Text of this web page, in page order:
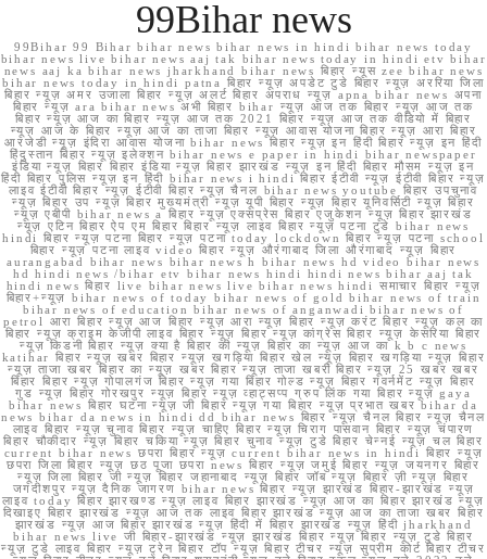
99Bihar news
99Bihar 99 Bihar bihar news bihar news in hindi bihar news today
bihar news live bihar news aaj tak bihar news today in hindi etv bihar
news aaj ka bihar news jharkhand bihar news बिहार न्यूस zee bihar news
bihar news today in hindi patna बिहार न्यूज़ अपडेट टुडे बिहार न्यूज़ अररिया जिला
बिहार न्यूज़ अमर उजाला बिहार न्यूज़ अलर्ट बिहार अपराध न्यूज़ apna bihar news अपना
बिहार न्यूज़ ara bihar news अभी बिहार bihar न्यूज़ आज तक बिहार न्यूज़ आज तक
बिहार न्यूज़ आज का बिहार न्यूज़ आज तक 2021 बिहार न्यूज़ आज तक वीडियो में बिहार
न्यूज़ आज के बिहार न्यूज़ आज का ताजा बिहार न्यूज़ आवास योजना बिहार न्यूज़ आरा बिहार
आरजेडी न्यूज़ इंदिरा आवास योजना bihar news बिहार न्यूज़ इन हिंदी बिहार न्यूज़ इन हिंदी
हिंदुस्तान बिहार न्यूज़ इलेक्शन bihar news e paper in hindi bihar newspaper
इंडिया न्यूज़ बिहार बिहार इंडिया न्यूज़ बिहार झारखंड न्यूज़ इन हिंदी बिहार मौसम न्यूज़ इन
हिंदी बिहार पुलिस न्यूज़ इन हिंदी bihar news i hindi बिहार ईटीवी न्यूज़ ईटीवी बिहार न्यूज़
लाइव ईटीवी बिहार न्यूज़ ईटीवी बिहार न्यूज़ चैनल bihar news youtube बिहार उपचुनाव
न्यूज़ बिहार उप न्यूज़ बिहार मुख्यमंत्री न्यूज़ यूपी बिहार न्यूज़ बिहार यूनिवर्सिटी न्यूज़ बिहार
न्यूज़ एबीपी bihar news a बिहार न्यूज़ एक्सप्रेस बिहार एजुकेशन न्यूज़ बिहार झारखंड
न्यूज़ एटिन बिहार ऐप एम बिहार बिहार न्यूज़ लाइव बिहार न्यूज़ पटना टुडे bihar news
hindi बिहार न्यूज़ पटना बिहार न्यूज़ पटना today lockdown बिहार न्यूज़ पटना school
बिहार न्यूज़ पटना लाइव video बिहार न्यूज़ औरंगाबाद जिला औरंगाबाद न्यूज़ बिहार
aurangabad bihar news bihar news h bihar news hd video bihar news
hd hindi news /bihar etv bihar news hindi hindi news bihar aaj tak
hindi news बिहार live bihar news live bihar news hindi समाचार बिहार न्यूज़
बिहार+न्यूज़ bihar news of today bihar news of gold bihar news of train
bihar news of education bihar news of anganwadi bihar news of
petrol आरा बिहार न्यूज़ आज बिहार न्यूज़ आरा न्यूज़ बिहार न्यूज़ करंट बिहार न्यूज़ कल का
बिहार न्यूज़ क्राइम केजीपी लाइव बिहार न्यूज़ बिहार न्यूज़ कांग्रेस बिहार न्यूज़ केसरिया बिहार
न्यूज़ किडनी बिहार न्यूज़ क्या है बिहार की न्यूज़ बिहार का न्यूज़ आज का k b c news
katihar बिहार न्यूज़ खबर बिहार न्यूज़ खगड़िया बिहार खेल न्यूज़ बिहार खगड़िया न्यूज़ बिहार
न्यूज़ ताजा खबर बिहार का न्यूज़ खबर बिहार न्यूज़ ताजा खबरी बिहार न्यूज़ 25 खबर खबर
बिहार बिहार न्यूज़ गोपालगंज बिहार न्यूज़ गया बिहार गोल्ड न्यूज़ बिहार गवर्नमेंट न्यूज़ बिहार
गुड न्यूज़ बिहार गोरखपुर न्यूज़ बिहार न्यूज़ व्हाट्सप्प ग्रुप लिंक गया बिहार न्यूज़ gaya
bihar news बिहार घटना न्यूज़ जी बिहार न्यूज़ गया बिहार न्यूज़ प्रभात खबर bihar da
news bihar da news in hindi dd bihar news बिहार न्यूज़ चैनल बिहार न्यूज़ चैनल
लाइव बिहार न्यूज़ चुनाव बिहार न्यूज़ चाहिए बिहार न्यूज़ चिराग पासवान बिहार न्यूज़ चंपारण
बिहार चौकीदार न्यूज़ बिहार चकिया न्यूज़ बिहार चुनाव न्यूज़ टुडे बिहार चेन्नई न्यूज़ चल बिहार
current bihar news छपरा बिहार न्यूज़ current bihar news in hindi बिहार न्यूज़
छपरा जिला बिहार न्यूज़ छठ पूजा छपरा news बिहार न्यूज़ जमुई बिहार न्यूज़ जयनगर बिहार
न्यूज़ जिला बिहार जी न्यूज़ बिहार जहानाबाद न्यूज़ बिहार जॉब न्यूज़ बिहार ज़ी न्यूज़ बिहार
जगदीशपुर न्यूज़ दैनिक जागरण bihar news बिहार न्यूज़ झारखंड बिहार-झारखंड न्यूज़
लाइव today बिहार झारखण्ड न्यूज़ लाइव बिहार झारखंड न्यूज़ आज का बिहार झारखंड न्यूज़
दिखाइए बिहार झारखंड न्यूज़ आज तक लाइव बिहार झारखंड न्यूज़ आज का ताजा खबर बिहार
झारखंड न्यूज़ आज बिहार झारखंड न्यूज़ हिंदी में बिहार झारखंड न्यूज़ हिंदी jharkhand
bihar news live जी बिहार-झारखंड न्यूज़ झारखंड बिहार न्यूज़ बिहार न्यूज़ टुडे बिहार
न्यूज़ टुडे लाइव बिहार न्यूज़ ट्रेन बिहार टॉप न्यूज़ बिहार टीचर न्यूज़ सुप्रीम कोर्ट बिहार टीचर